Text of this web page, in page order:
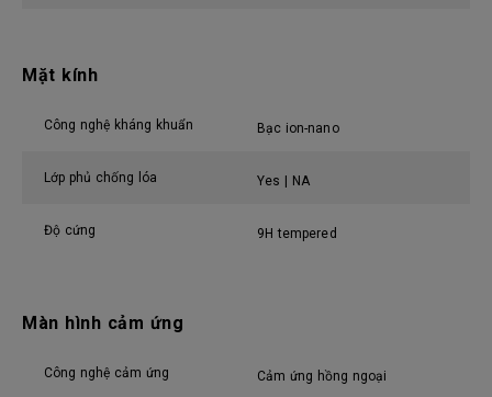
Mặt kính
Công nghệ kháng khuẩn Bạc ion-nano
Lớp phủ chống lóa Yes | NA
Độ cứng 9H tempered
Màn hình cảm ứng
Công nghệ cảm ứng Cảm ứng hồng ngoại